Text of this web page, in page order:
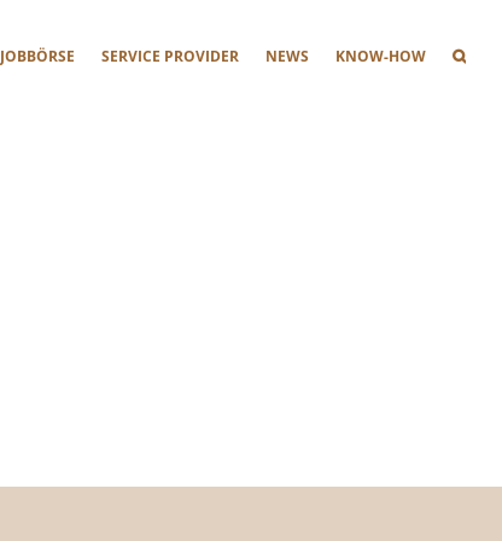
JOBBÖRSE SERVICE PROVIDER NEWS KNOW-HOW